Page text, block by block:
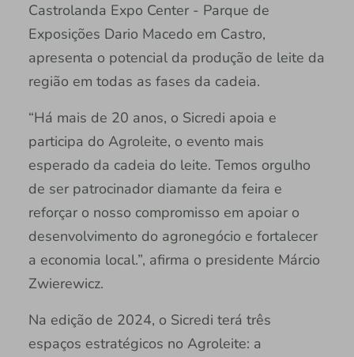
Castrolanda Expo Center - Parque de
Exposições Dario Macedo em Castro,
apresenta o potencial da produção de leite da
região em todas as fases da cadeia.
“Há mais de 20 anos, o Sicredi apoia e
participa do Agroleite, o evento mais
esperado da cadeia do leite. Temos orgulho
de ser patrocinador diamante da feira e
reforçar o nosso compromisso em apoiar o
desenvolvimento do agronegócio e fortalecer
a economia local.”, afirma o presidente Márcio
Zwierewicz.
Na edição de 2024, o Sicredi terá três
espaços estratégicos no Agroleite: a